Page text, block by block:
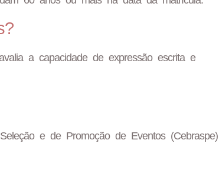
a capacidade de expressão escrita e
e de Promoção de Eventos